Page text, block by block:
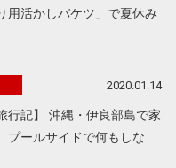
用活かしバケツ」で夏休み
2020.01.14
行記】 沖縄・伊良部島で家
プールサイドで何もしな